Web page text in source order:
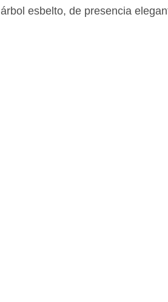
árbol esbelto, de presencia